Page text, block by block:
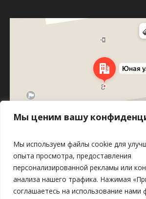
Мы ценим вашу
Мы используем файлы cookie для
опыта просмотра, предоставления
персонализированной рекламы или
анализа нашего трафика. Нажимая
соглашаетесь на использование нами
Яндекс Карты